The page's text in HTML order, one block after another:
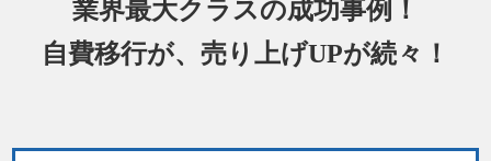
業界最大クラスの成功事例！
自費移行が、売り上げUPが続々！